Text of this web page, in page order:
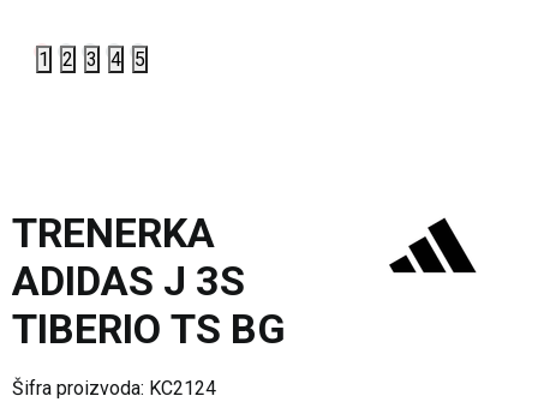
1 2 3 4 5
TRENERKA
ADIDAS J 3S
TIBERIO TS BG
Šifra proizvoda: KC2124